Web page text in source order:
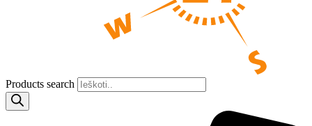
Products search